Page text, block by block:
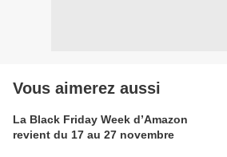
Vous aimerez aussi
La Black Friday Week d’Amazon
revient du 17 au 27 novembre